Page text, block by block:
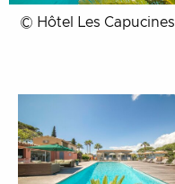
© Hôtel Les Capucines